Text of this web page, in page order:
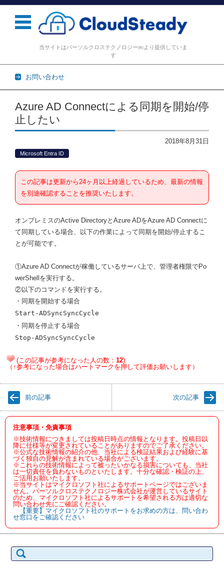
当サイトはパーソルクロステクノロジー㈱より提供していま
す
お問い合わせ
コンテンツに移動
Azure AD Connectによる同期を開始/停
止したい
2018年8月31日
Microsoft Entra ID
この記事は更新から24ヶ月以上経過しているため、最新の情報
を別途確認することを推奨いたします。
オンプレミスのActive DirectoryとAzure ADをAzure AD Connectに
て同期している場合、以下の作業によって同期を開始/停止するこ
とが可能です。
①Azure AD Connectが稼働しているサーバ上で、管理者権限でPo
werShellを実行する。
②以下のコマンドを実行する。
・同期を開始する場合
Start-ADSyncSyncCycle
・同期を停止する場合
Stop-ADSyncSyncCycle
(この記事が参考になった人の数： 12)
（↑参考になった場合はハートマークを押して評価お願いします）
前の記事 次の記事
注意事項・免責事項
※技術情報につきましては投稿日時点の情報となります。投稿日以
降に仕様等が変更されていることがありますのでご了承ください。
※公式な技術情報の紹介の他、当社による検証結果および経験に基
づく独自の見解が含まれている場合がございます。
※これらの技術情報によって被ったいかなる損害についても、当社
は一切責任を負わないものといたします。十分な確認・検証の上、
ご活用お願いたします。
※当サイトはマイクロソフト社によるサポートページではございま
せん。パーソルクロステクノロジー株式会社が運営しているサイト
のため、マイクロソフト社によるサポートを希望される方は適切な
問い合わせ先にご確認ください。
【重要】マイクロソフト社のサポートをお求めの方は、問い合わ
せ窓口をご確認ください
索: